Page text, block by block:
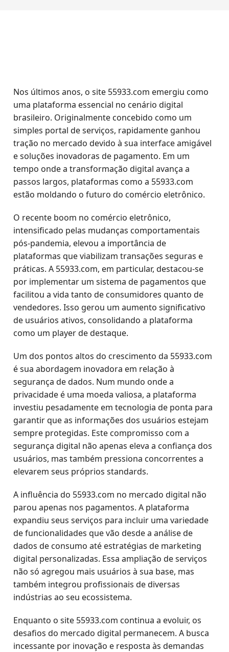
Nos últimos anos, o site 55933.com emergiu como
uma plataforma essencial no cenário digital
brasileiro. Originalmente concebido como um
simples portal de serviços, rapidamente ganhou
tração no mercado devido à sua interface amigável
e soluções inovadoras de pagamento. Em um
tempo onde a transformação digital avança a
passos largos, plataformas como a 55933.com
estão moldando o futuro do comércio eletrônico.
O recente boom no comércio eletrônico,
intensificado pelas mudanças comportamentais
pós-pandemia, elevou a importância de
plataformas que viabilizam transações seguras e
práticas. A 55933.com, em particular, destacou-se
por implementar um sistema de pagamentos que
facilitou a vida tanto de consumidores quanto de
vendedores. Isso gerou um aumento significativo
de usuários ativos, consolidando a plataforma
como um player de destaque.
Um dos pontos altos do crescimento da 55933.com
é sua abordagem inovadora em relação à
segurança de dados. Num mundo onde a
privacidade é uma moeda valiosa, a plataforma
investiu pesadamente em tecnologia de ponta para
garantir que as informações dos usuários estejam
sempre protegidas. Este compromisso com a
segurança digital não apenas eleva a confiança dos
usuários, mas também pressiona concorrentes a
elevarem seus próprios standards.
A influência do 55933.com no mercado digital não
parou apenas nos pagamentos. A plataforma
expandiu seus serviços para incluir uma variedade
de funcionalidades que vão desde a análise de
dados de consumo até estratégias de marketing
digital personalizadas. Essa ampliação de serviços
não só agregou mais usuários à sua base, mas
também integrou profissionais de diversas
indústrias ao seu ecossistema.
Enquanto o site 55933.com continua a evoluir, os
desafios do mercado digital permanecem. A busca
incessante por inovação e resposta às demandas